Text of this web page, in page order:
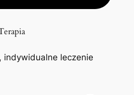
indywidualne leczenie